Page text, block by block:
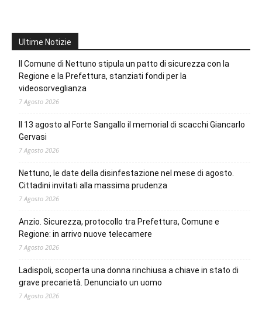
Ultime Notizie
Il Comune di Nettuno stipula un patto di sicurezza con la
Regione e la Prefettura, stanziati fondi per la
videosorveglianza
7 Agosto 2026
Il 13 agosto al Forte Sangallo il memorial di scacchi Giancarlo
Gervasi
7 Agosto 2026
Nettuno, le date della disinfestazione nel mese di agosto.
Cittadini invitati alla massima prudenza
7 Agosto 2026
Anzio. Sicurezza, protocollo tra Prefettura, Comune e
Regione: in arrivo nuove telecamere
7 Agosto 2026
Ladispoli, scoperta una donna rinchiusa a chiave in stato di
grave precarietà. Denunciato un uomo
7 Agosto 2026